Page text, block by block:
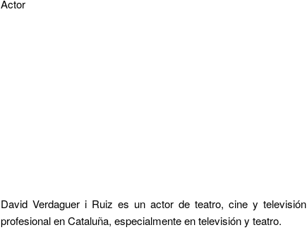
Actor
David Verdaguer i Ruiz es un actor de teatro, cine y
profesional en Cataluña, especialmente en televisión y teatro.